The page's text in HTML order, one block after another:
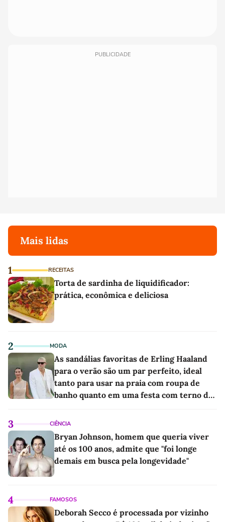
PUBLICIDADE
Mais lidas
1 RECEITAS
Torta de sardinha de liquidificador:
prática, econômica e deliciosa
2 MODA
As sandálias favoritas de Erling Haaland
para o verão são um par perfeito, ideal
tanto para usar na praia com roupa de
banho quanto em uma festa com terno de
3 CIÊNCIA
Bryan Johnson, homem que queria viver
até os 100 anos, admite que "foi longe
demais em busca pela longevidade"
4 FAMOSOS
Deborah Secco é processada por vizinho